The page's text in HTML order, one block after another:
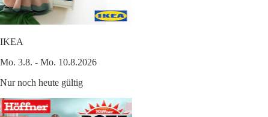
IKEA
Mo. 3.8. - Mo. 10.8.2026
Nur noch heute gültig